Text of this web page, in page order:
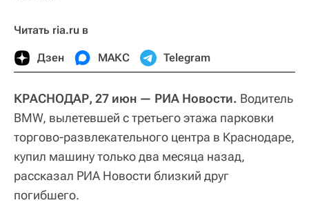
Читать ria.ru в
Дзен МАКС Telegram
КРАСНОДАР, 27 июн — РИА Новости. Водитель
BMW, вылетевшей с третьего этажа парковки
торгово-развлекательного центра в Краснодаре,
купил машину только два месяца назад,
рассказал РИА Новости близкий друг
погибшего.